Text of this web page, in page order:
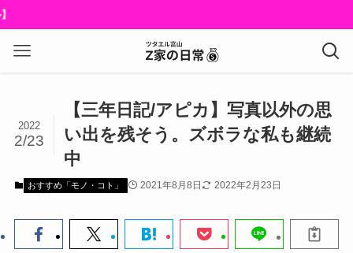
【三年日記/アピカ】写真以外の思
い出を残そう。ズボラな私も継続
中
2022
2/23
おすすめ「モノ・コト」 2021年8月8日 2022年2月23日